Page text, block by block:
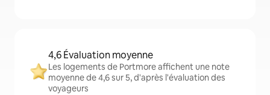
4,6 Évaluation moyenne
Les logements de Portmore affichent une note
moyenne de 4,6 sur 5, d'après l'évaluation des
voyageurs